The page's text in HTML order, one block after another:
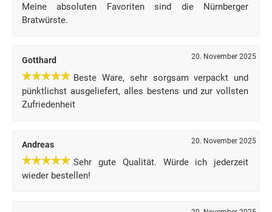
Meine absoluten Favoriten sind die Nürnberger
Bratwürste.
Gotthard 20. November 2025
Beste Ware, sehr sorgsam verpackt und
pünktlichst ausgeliefert, alles bestens und zur vollsten
Zufriedenheit
Andreas 20. November 2025
Sehr gute Qualität. Würde ich jederzeit
wieder bestellen!